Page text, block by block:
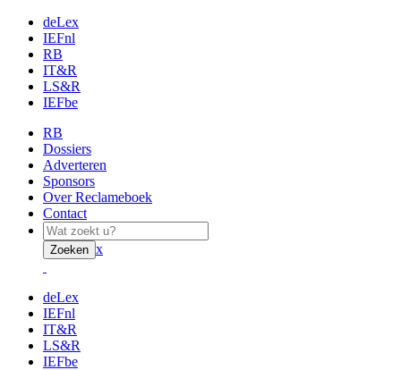
deLex
IEFnl
RB
IT&R
LS&R
IEFbe
RB
Dossiers
Adverteren
Sponsors
Over Reclameboek
Contact
Zoeken x
deLex
IEFnl
IT&R
LS&R
IEFbe